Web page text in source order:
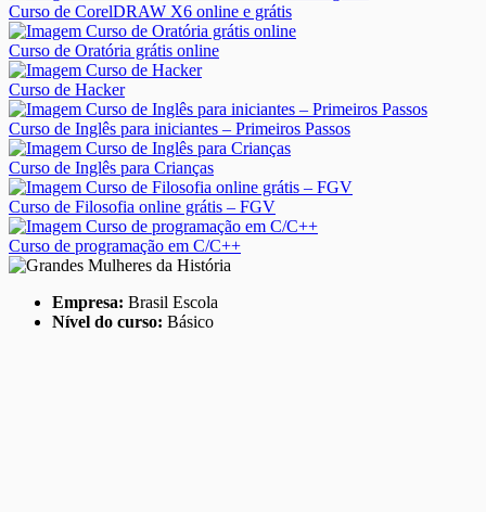
Curso de CorelDRAW X6 online e grátis
Curso de Oratória grátis online
Curso de Hacker
Curso de Inglês para iniciantes – Primeiros Passos
Curso de Inglês para Crianças
Curso de Filosofia online grátis – FGV
Curso de programação em C/C++
Empresa: Brasil Escola
Nível do curso: Básico